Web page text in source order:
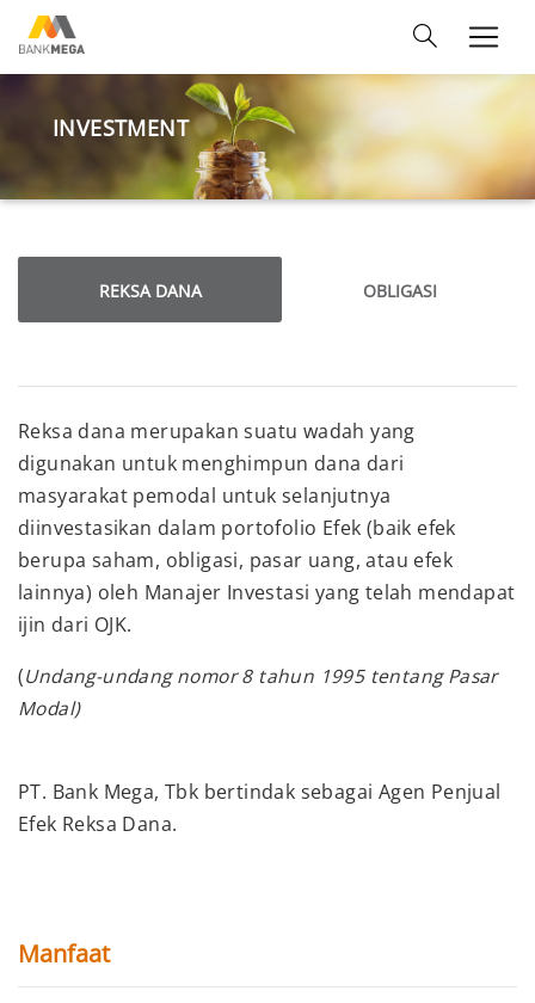
INVESTMENT
REKSA DANA OBLIGASI
Reksa dana merupakan suatu wadah yang
digunakan untuk menghimpun dana dari
masyarakat pemodal untuk selanjutnya
diinvestasikan dalam portofolio Efek (baik efek
berupa saham, obligasi, pasar uang, atau efek
lainnya) oleh Manajer Investasi yang telah mendapat
ijin dari OJK.
(Undang-undang nomor 8 tahun 1995 tentang Pasar
Modal)
PT. Bank Mega, Tbk bertindak sebagai Agen Penjual
Efek Reksa Dana.
Manfaat